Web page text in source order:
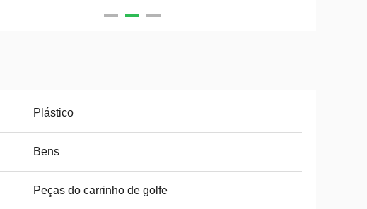
Plástico
Bens
Peças do carrinho de golfe